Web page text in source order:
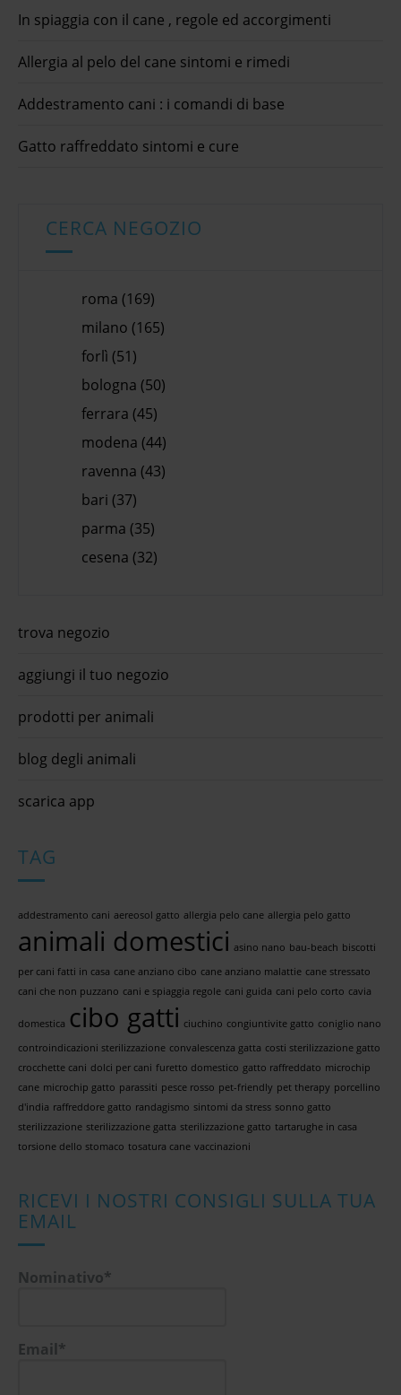
In spiaggia con il cane , regole ed accorgimenti
Allergia al pelo del cane sintomi e rimedi
Addestramento cani : i comandi di base
Gatto raffreddato sintomi e cure
CERCA NEGOZIO
roma (169)
milano (165)
forlì (51)
bologna (50)
ferrara (45)
modena (44)
ravenna (43)
bari (37)
parma (35)
cesena (32)
trova negozio
aggiungi il tuo negozio
prodotti per animali
blog degli animali
scarica app
TAG
addestramento cani aereosol gatto allergia pelo cane allergia pelo gatto
animali domestici asino nano bau-beach biscotti
per cani fatti in casa cane anziano cibo cane anziano malattie cane stressato
cani che non puzzano cani e spiaggia regole cani guida cani pelo corto cavia
domestica cibo gatti ciuchino congiuntivite gatto coniglio nano
controindicazioni sterilizzazione convalescenza gatta costi sterilizzazione gatto
crocchette cani dolci per cani furetto domestico gatto raffreddato microchip
cane microchip gatto parassiti pesce rosso pet-friendly pet therapy porcellino
d'india raffreddore gatto randagismo sintomi da stress sonno gatto
sterilizzazione sterilizzazione gatta sterilizzazione gatto tartarughe in casa
torsione dello stomaco tosatura cane vaccinazioni
RICEVI I NOSTRI CONSIGLI SULLA TUA
EMAIL
Nominativo*
Email*